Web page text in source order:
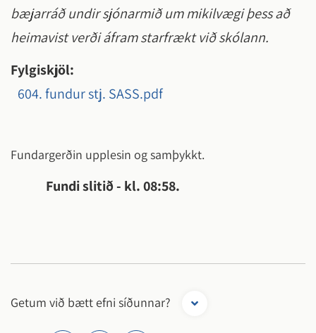
bæjarráð undir sjónarmið um mikilvægi þess að
heimavist verði áfram starfrækt við skólann.
Fylgiskjöl:
604. fundur stj. SASS.pdf
Fundargerðin upplesin og samþykkt.
Fundi slitið - kl. 08:58.
Getum við bætt efni síðunnar?